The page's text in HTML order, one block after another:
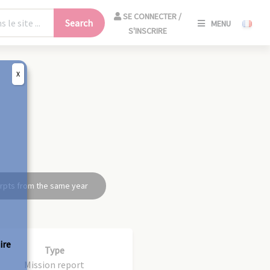
Search
SE CONNECTER /
S'INSCRIRE
MENU
from the same year
Type
Mission report
X